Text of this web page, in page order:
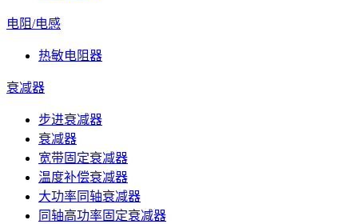
电阻/电感
热敏电阻器
衰减器
步进衰减器
衰减器
宽带固定衰减器
温度补偿衰减器
大功率同轴衰减器
同轴高功率固定衰减器